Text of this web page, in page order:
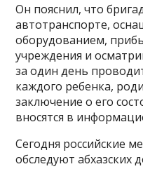
Он пояснил, что
автотранспорте,
оборудованием,
учреждения и
за один день
каждого ребенка,
заключение о его
вносятся в
Сегодня российские
обследуют абхазских